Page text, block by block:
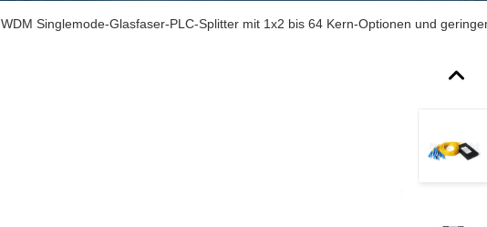
WDM Singlemode-Glasfaser-PLC-Splitter mit 1x2 bis 64 Kern-Optionen und